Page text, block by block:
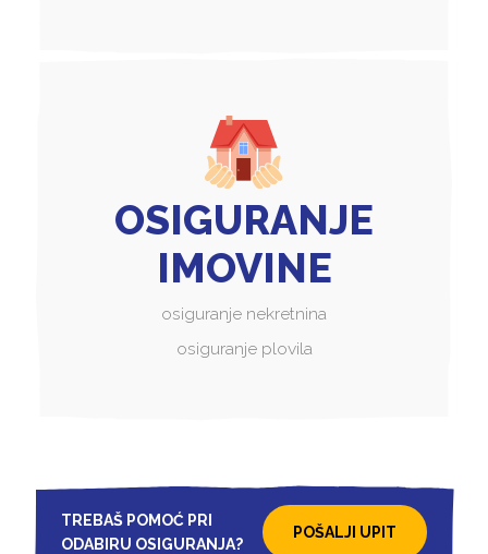
OSIGURANJE
IMOVINE
osiguranje nekretnina
osiguranje plovila
TREBAŠ POMOĆ PRI
ODABIRU OSIGURANJA?
POŠALJI UPIT